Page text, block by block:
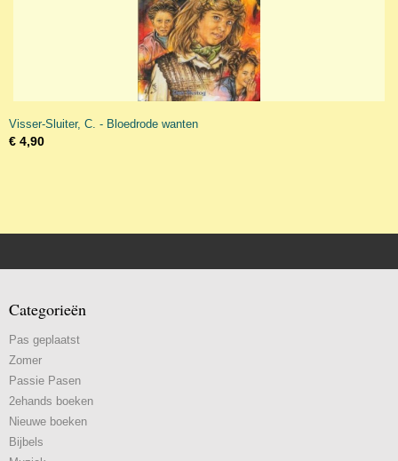
Visser-Sluiter, C. - Bloedrode wanten
€ 4,90
Categorieën
Pas geplaatst
Zomer
Passie Pasen
2ehands boeken
Nieuwe boeken
Bijbels